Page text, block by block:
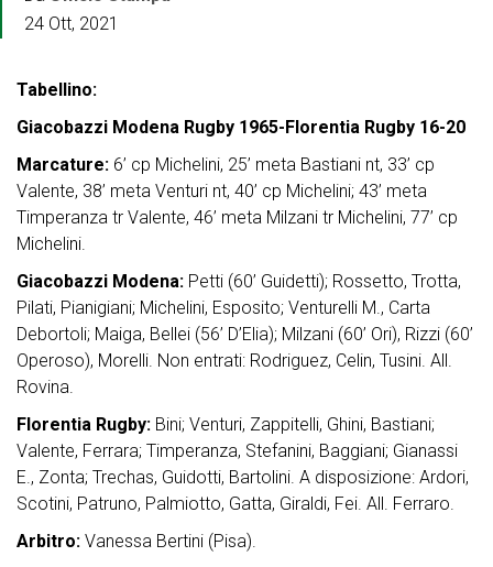
24 Ott, 2021
Tabellino:
Giacobazzi Modena Rugby 1965-Florentia Rugby 16-20
Marcature: 6’ cp Michelini, 25’ meta Bastiani nt, 33’ cp
Valente, 38’ meta Venturi nt, 40’ cp Michelini; 43’ meta
Timperanza tr Valente, 46’ meta Milzani tr Michelini, 77’ cp
Michelini.
Giacobazzi Modena: Petti (60’ Guidetti); Rossetto, Trotta,
Pilati, Pianigiani; Michelini, Esposito; Venturelli M., Carta
Debortoli; Maiga, Bellei (56’ D’Elia); Milzani (60’ Ori), Rizzi (60’
Operoso), Morelli. Non entrati: Rodriguez, Celin, Tusini. All.
Rovina.
Florentia Rugby: Bini; Venturi, Zappitelli, Ghini, Bastiani;
Valente, Ferrara; Timperanza, Stefanini, Baggiani; Gianassi
E., Zonta; Trechas, Guidotti, Bartolini. A disposizione: Ardori,
Scotini, Patruno, Palmiotto, Gatta, Giraldi, Fei. All. Ferraro.
Arbitro: Vanessa Bertini (Pisa).